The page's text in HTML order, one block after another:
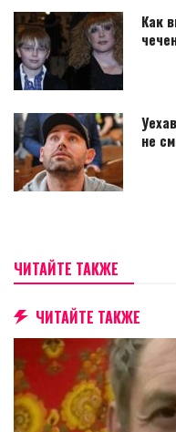
Как
не
ЧИТАЙТЕ ТАКЖЕ
ЧИТАЙТЕ ТАКЖЕ